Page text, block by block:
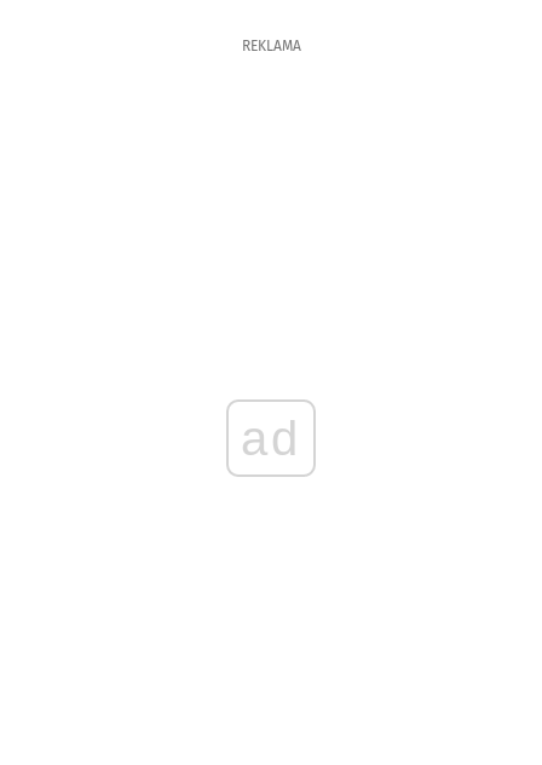
REKLAMA
ad